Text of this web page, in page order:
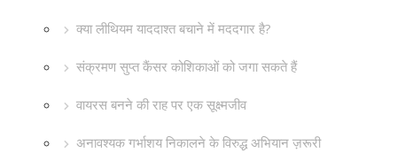
क्या लीथियम याददाश्त बचाने में मददगार है?
संक्रमण सुप्त कैंसर कोशिकाओं को जगा सकते हैं
वायरस बनने की राह पर एक सूक्ष्मजीव
अनावश्यक गर्भाशय निकालने के विरुद्ध अभियान ज़रूरी